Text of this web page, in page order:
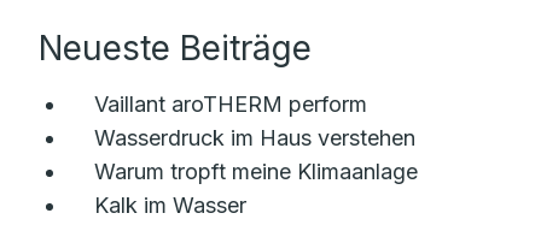
Neueste Beiträge
Vaillant aroTHERM perform
Wasserdruck im Haus verstehen
Warum tropft meine Klimaanlage
Kalk im Wasser